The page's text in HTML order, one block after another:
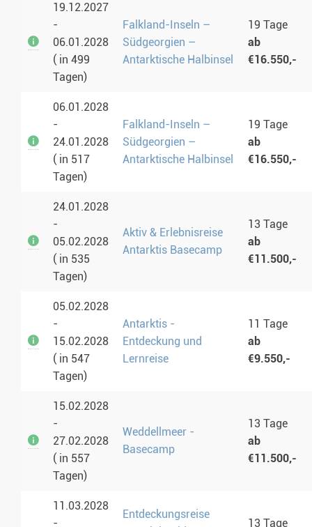
19.12.2027
-
06.01.2028
( in 499
Tagen)
Falkland-Inseln –
Südgeorgien –
Antarktische Halbinsel
19 Tage
ab
€16.550,-
06.01.2028
-
24.01.2028
( in 517
Tagen)
Falkland-Inseln –
Südgeorgien –
Antarktische Halbinsel
19 Tage
ab
€16.550,-
24.01.2028
-
05.02.2028
( in 535
Tagen)
Aktiv & Erlebnisreise
Antarktis Basecamp
13 Tage
ab
€11.500,-
05.02.2028
-
15.02.2028
( in 547
Tagen)
Antarktis -
Entdeckung und
Lernreise
11 Tage
ab
€9.550,-
15.02.2028
-
27.02.2028
( in 557
Tagen)
Weddellmeer -
Basecamp
13 Tage
ab
€11.500,-
11.03.2028
-
Entdeckungsreise
13 Tage